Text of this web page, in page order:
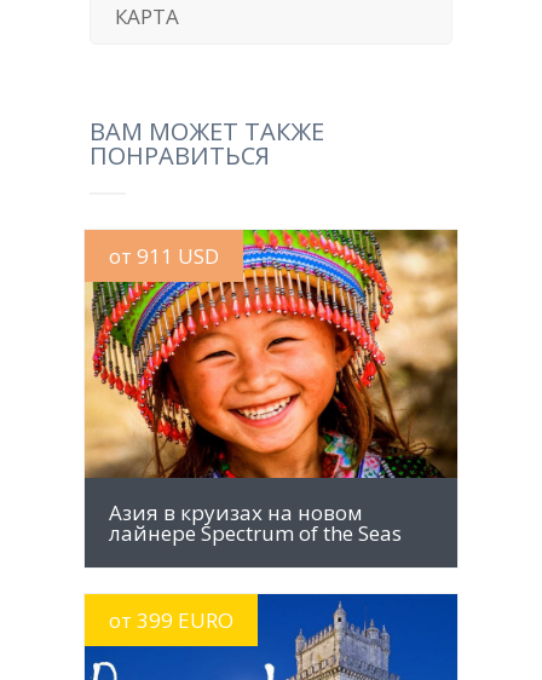
КАРТА
ВАМ МОЖЕТ ТАКЖЕ
ПОНРАВИТЬСЯ
от 911 USD
MORE INFO
Азия в круизах на новом
лайнере Spectrum of the Seas
от 399 EURO